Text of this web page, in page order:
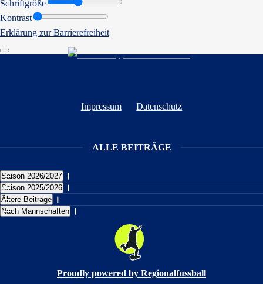
Schriftgröße
Kontrast
Erklärung zur Barrierefreiheit
Impressum Datenschutz
ALLE BEITRÄGE
Saison 2026/2027
Saison 2025/2026
Ältere Beiträge
Nach Mannschaften
Proudly powered by Regionalfussball